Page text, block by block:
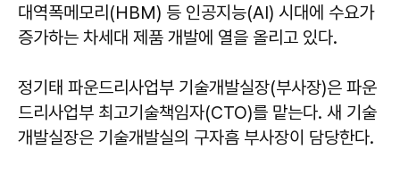
대역폭메모리(HBM) 등 인공지능(AI) 시대에 수요가
증가하는 차세대 제품 개발에 열을 올리고 있다.
정기태 파운드리사업부 기술개발실장(부사장)은 파운
드리사업부 최고기술책임자(CTO)를 맡는다. 새 기술
개발실장은 기술개발실의 구자흠 부사장이 담당한다.